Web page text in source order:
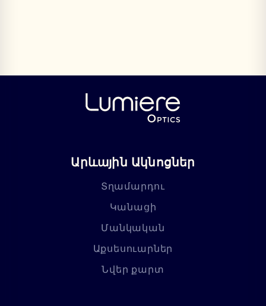
Արևային Ակնոցներ
Տղամարդու
Կանացի
Մանկական
Աքսեսուարներ
Նվեր քարտ